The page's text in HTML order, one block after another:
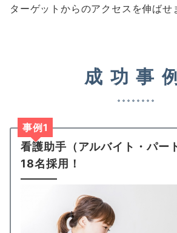
ターゲットからのアクセスを伸ばせ
成功事例
事例1
看護助手（アルバイト・パー
18名採用！